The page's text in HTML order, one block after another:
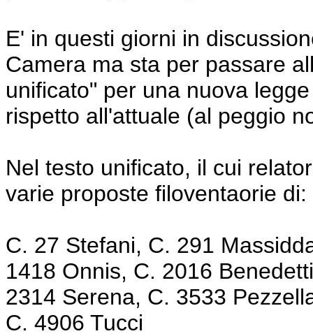
E' in questi giorni in
Camera ma sta per passare
unificato" per una nuova
rispetto all'attuale (al peggio
Nel testo unificato, il cui
varie proposte filoventaorie di:
C. 27 Stefani, C. 291
1418 Onnis, C. 2016
2314 Serena, C. 3533
C. 4906 Tucci